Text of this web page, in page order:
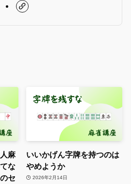
麻
な
セ
いいかげん字牌を持つのは
やめようか
2026年2月14日